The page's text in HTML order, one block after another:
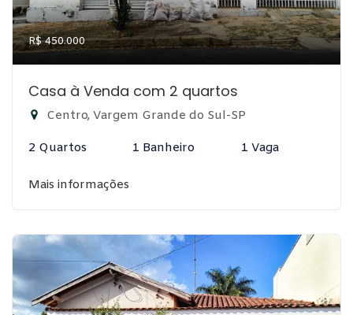
R$ 450.000
Casa à Venda com 2 quartos
Centro, Vargem Grande do Sul-SP
2 Quartos 1 Banheiro 1 Vaga
Mais informações